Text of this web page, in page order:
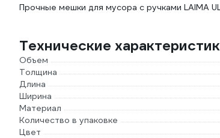
Прочные мешки для мусора с ручками LAIMA
Технические
Объем
Толщина
Длина
Ширина
Материал
Количество в упаковке
Цвет